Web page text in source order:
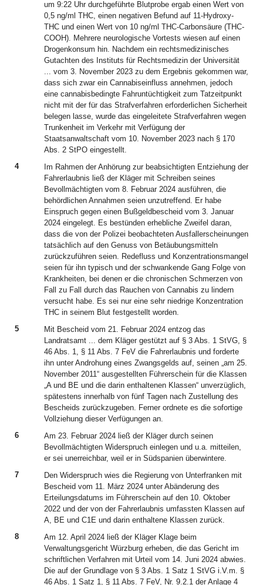
um 9:22 Uhr durchgeführte Blutprobe ergab einen Wert von
0,5 ng/ml THC, einen negativen Befund auf 11-Hydroxy-
THC und einen Wert von 10 ng/ml THC-Carbonsäure (THC-
COOH). Mehrere neurologische Vortests wiesen auf einen
Drogenkonsum hin. Nachdem ein rechtsmedizinisches
Gutachten des Instituts für Rechtsmedizin der Universität
... vom 3. November 2023 zu dem Ergebnis gekommen war,
dass sich zwar ein Cannabiseinfluss annehmen, jedoch
eine cannabisbedingte Fahruntüchtigkeit zum Tatzeitpunkt
nicht mit der für das Strafverfahren erforderlichen Sicherheit
belegen lasse, wurde das eingeleitete Strafverfahren wegen
Trunkenheit im Verkehr mit Verfügung der
Staatsanwaltschaft vom 10. November 2023 nach § 170
Abs. 2 StPO eingestellt.
4
Im Rahmen der Anhörung zur beabsichtigten Entziehung der
Fahrerlaubnis ließ der Kläger mit Schreiben seines
Bevollmächtigten vom 8. Februar 2024 ausführen, die
behördlichen Annahmen seien unzutreffend. Er habe
Einspruch gegen einen Bußgeldbescheid vom 3. Januar
2024 eingelegt. Es bestünden erhebliche Zweifel daran,
dass die von der Polizei beobachteten Ausfallerscheinungen
tatsächlich auf den Genuss von Betäubungsmitteln
zurückzuführen seien. Redefluss und Konzentrationsmangel
seien für ihn typisch und der schwankende Gang Folge von
Krankheiten, bei denen er die chronischen Schmerzen von
Fall zu Fall durch das Rauchen von Cannabis zu lindern
versucht habe. Es sei nur eine sehr niedrige Konzentration
THC in seinem Blut festgestellt worden.
5
Mit Bescheid vom 21. Februar 2024 entzog das
Landratsamt ... dem Kläger gestützt auf § 3 Abs. 1 StVG, §
46 Abs. 1, § 11 Abs. 7 FeV die Fahrerlaubnis und forderte
ihn unter Androhung eines Zwangsgelds auf, seinen „am 25.
November 2011“ ausgestellten Führerschein für die Klassen
„A und BE und die darin enthaltenen Klassen“ unverzüglich,
spätestens innerhalb von fünf Tagen nach Zustellung des
Bescheids zurückzugeben. Ferner ordnete es die sofortige
Vollziehung dieser Verfügungen an.
6
Am 23. Februar 2024 ließ der Kläger durch seinen
Bevollmächtigten Widerspruch einlegen und u.a. mitteilen,
er sei unerreichbar, weil er in Südspanien überwintere.
7
Den Widerspruch wies die Regierung von Unterfranken mit
Bescheid vom 11. März 2024 unter Abänderung des
Erteilungsdatums im Führerschein auf den 10. Oktober
2022 und der von der Fahrerlaubnis umfassten Klassen auf
A, BE und C1E und darin enthaltene Klassen zurück.
8
Am 12. April 2024 ließ der Kläger Klage beim
Verwaltungsgericht Würzburg erheben, die das Gericht im
schriftlichen Verfahren mit Urteil vom 14. Juni 2024 abwies.
Die auf der Grundlage von § 3 Abs. 1 Satz 1 StVG i.V.m. §
46 Abs. 1 Satz 1, § 11 Abs. 7 FeV, Nr. 9.2.1 der Anlage 4